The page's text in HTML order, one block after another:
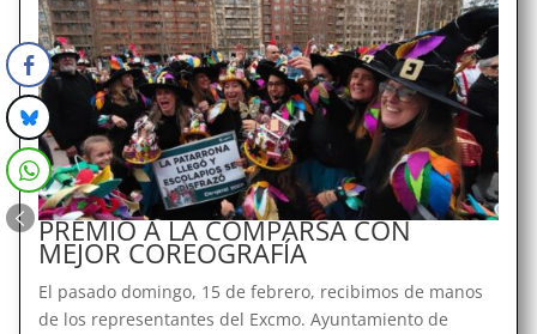
PREMIO A LA COMPARSA CON
MEJOR COREOGRAFÍA
El pasado domingo, 15 de febrero, recibimos de manos
de los representantes del Excmo. Ayuntamiento de